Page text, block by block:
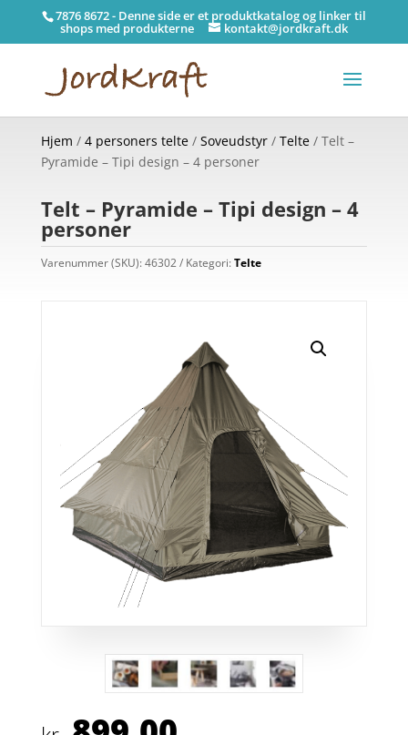
7876 8672 - Denne side er et produktkatalog og linker til
shops med produkterne kontakt@jordkraft.dk
Hjem / 4 personers telte/ Soveudstyr/ Telte/ Telt –
Pyramide – Tipi design – 4 personer
Telt – Pyramide – Tipi design – 4
personer
Varenummer (SKU):46302 Kategori:Telte